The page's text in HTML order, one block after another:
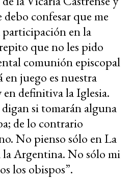
confesar que me
en la
que no les pido
comunión episcopal
en juego es nuestra
definitiva la Iglesia.
si tomarán alguna
de lo contrario
No pienso sólo en La
Argentina. No sólo mi
los obispos”.